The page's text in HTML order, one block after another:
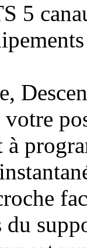
5
à
du